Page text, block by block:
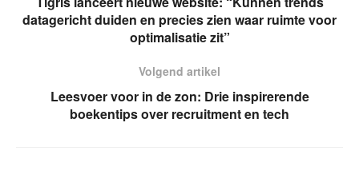
datagericht duiden en precies zien waar ruimte voor
optimalisatie zit”
Volgend artikel
Leesvoer voor in de zon: Drie inspirerende
boekentips over recruitment en tech